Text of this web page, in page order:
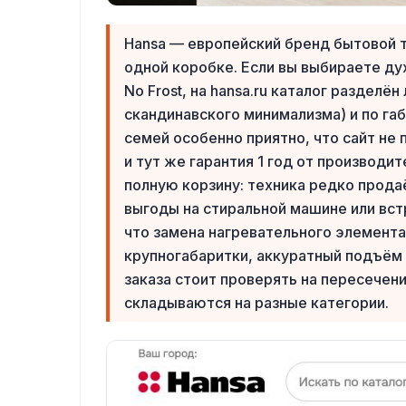
Hansa — европейский бренд бытовой
одной коробке. Если вы выбираете
No Frost, на hansa.ru каталог
скандинавского минимализма) и по
семей особенно приятно, что сайт
и тут же гарантия 1 год от
полную корзину: техника редко
выгоды на стиральной машине или
что замена нагревательного
крупногабаритки, аккуратный
заказа стоит проверять на
складываются на разные категории.